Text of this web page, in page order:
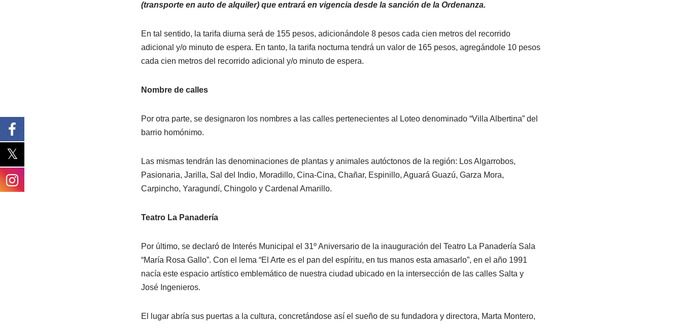
(transporte en auto de alquiler) que entrará en vigencia desde la sanción de la Ordenanza.
En tal sentido, la tarifa diurna será de 155 pesos, adicionándole 8 pesos cada cien metros del recorrido
adicional y/o minuto de espera. En tanto, la tarifa nocturna tendrá un valor de 165 pesos, agregándole 10 pesos
cada cien metros del recorrido adicional y/o minuto de espera.
Nombre de calles
Por otra parte, se designaron los nombres a las calles pertenecientes al Loteo denominado “Villa Albertina” del
barrio homónimo.
Las mismas tendrán las denominaciones de plantas y animales autóctonos de la región: Los Algarrobos,
Pasionaria, Jarilla, Sal del Indio, Moradillo, Cina-Cina, Chañar, Espinillo, Aguará Guazú, Garza Mora,
Carpincho, Yaragundí, Chingolo y Cardenal Amarillo.
Teatro La Panadería
Por último, se declaró de Interés Municipal el 31º Aniversario de la inauguración del Teatro La Panadería Sala
“María Rosa Gallo”. Con el lema “El Arte es el pan del espíritu, en tus manos esta amasarlo”, en el año 1991
nacía este espacio artístico emblemático de nuestra ciudad ubicado en la intersección de las calles Salta y
José Ingenieros.
El lugar abría sus puertas a la cultura, concretándose así el sueño de su fundadora y directora, Marta Montero,